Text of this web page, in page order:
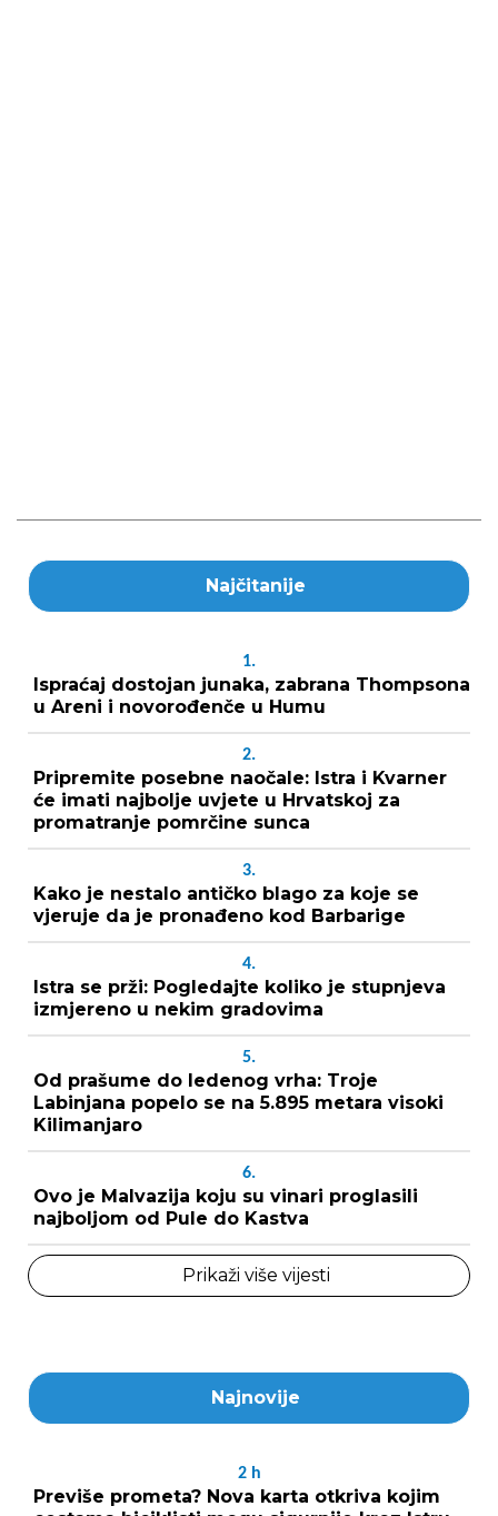
Najčitanije
1.
Ispraćaj dostojan junaka, zabrana Thompsona
u Areni i novorođenče u Humu
2.
Pripremite posebne naočale: Istra i Kvarner
će imati najbolje uvjete u Hrvatskoj za
promatranje pomrčine sunca
3.
Kako je nestalo antičko blago za koje se
vjeruje da je pronađeno kod Barbarige
4.
Istra se prži: Pogledajte koliko je stupnjeva
izmjereno u nekim gradovima
5.
Od prašume do ledenog vrha: Troje
Labinjana popelo se na 5.895 metara visoki
Kilimanjaro
6.
Ovo je Malvazija koju su vinari proglasili
najboljom od Pule do Kastva
Prikaži više vijesti
Najnovije
2 h
Previše prometa? Nova karta otkriva kojim